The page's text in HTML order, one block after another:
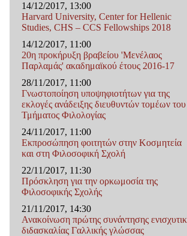
14/12/2017, 13:00
Harvard University, Center for Hellenic
Studies, CHS – CCS Fellowships 2018
14/12/2017, 11:00
20η προκήρυξη βραβείου 'Μενέλαος
Παρλαμάς' ακαδημαϊκού έτους 2016-17
28/11/2017, 11:00
Γνωστοποίηση υποψηφιοτήτων για της
εκλογές ανάδειξης διευθυντών τομέων του
Τμήματος Φιλολογίας
24/11/2017, 11:00
Εκπροσώπηση φοιτητών στην Κοσμητεία
και στη Φιλοσοφική Σχολή
22/11/2017, 11:30
Πρόσκληση για την ορκωμοσία της
Φιλoσοφικής Σχολής
21/11/2017, 14:30
Ανακοίνωση πρώτης συνάντησης
διδασκαλίας Γαλλικής γλώσσας